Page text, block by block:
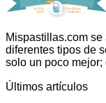
Mispastillas.com
diferentes tipos de
solo un poco mejor;
Últimos artículos